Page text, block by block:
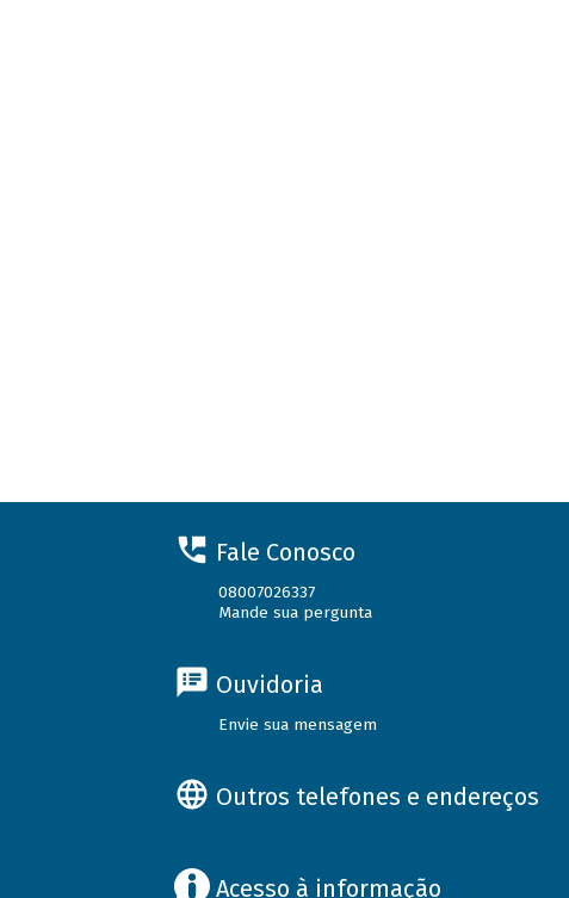
Fale Conosco
08007026337
Mande sua pergunta
Ouvidoria
Envie sua mensagem
Outros telefones e endereços
Acesso à informação